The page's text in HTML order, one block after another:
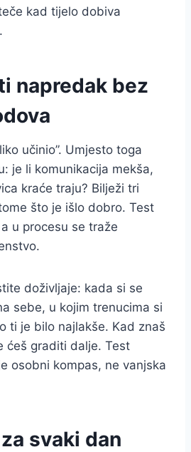
kad tijelo dobiva
napredak bez
učinio”. Umjesto toga
je li komunikacija mekša,
kraće traju? Bilježi tri
što je išlo dobro. Test
u procesu se traže
doživljaje: kada si se
sebe, u kojim trenucima si
ti je bilo najlakše. Kad znaš
ćeš graditi dalje. Test
osobni kompas, ne vanjska
svaki dan